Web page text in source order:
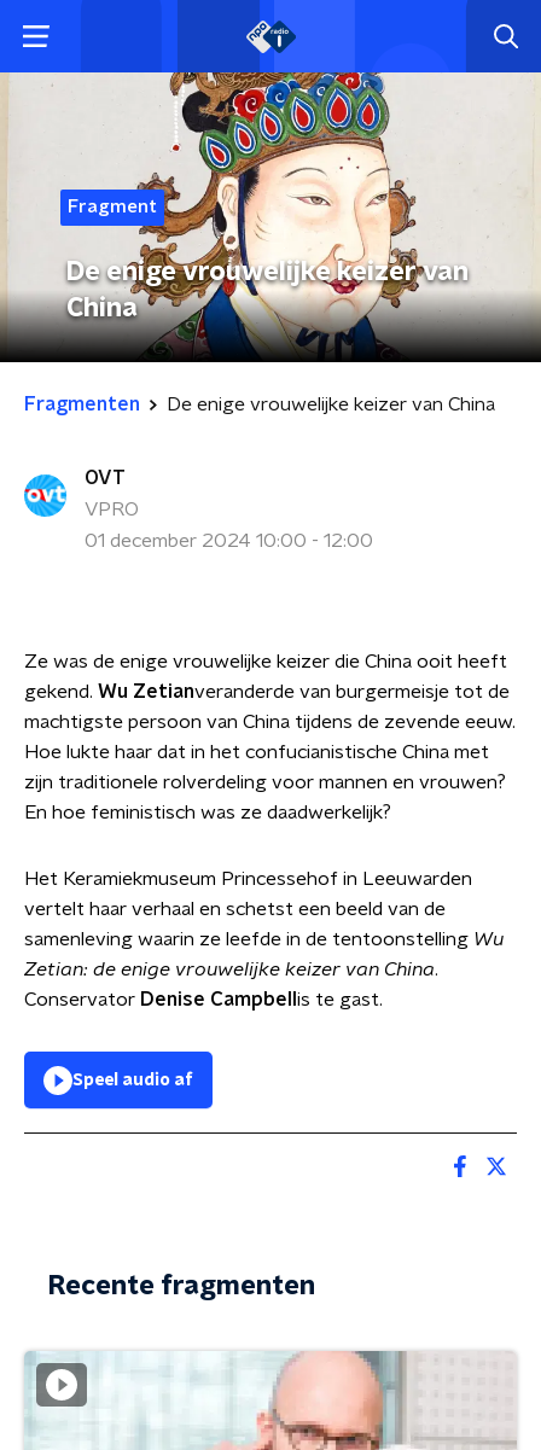
Fragment
De enige vrouwelijke keizer van
China
Fragmenten De enige vrouwelijke keizer van China
OVT
VPRO
01 december 2024 10:00 - 12:00
Ze was de enige vrouwelijke keizer die China ooit heeft
gekend. Wu Zetianveranderde van burgermeisje tot de
machtigste persoon van China tijdens de zevende eeuw.
Hoe lukte haar dat in het confucianistische China met
zijn traditionele rolverdeling voor mannen en vrouwen?
En hoe feministisch was ze daadwerkelijk?
Het Keramiekmuseum Princessehof in Leeuwarden
vertelt haar verhaal en schetst een beeld van de
samenleving waarin ze leefde in de tentoonstelling Wu
Zetian: de enige vrouwelijke keizer van China.
Conservator Denise Campbell is te gast.
Speel audio af
Recente fragmenten